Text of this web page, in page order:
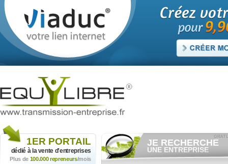
1ER PORTAIL
dédié à la vente d'entreprises
Plus de 100.000 repreneurs/mois
JE RECHERCHE
UNE ENTREPRISE
Consulter gratuitementles